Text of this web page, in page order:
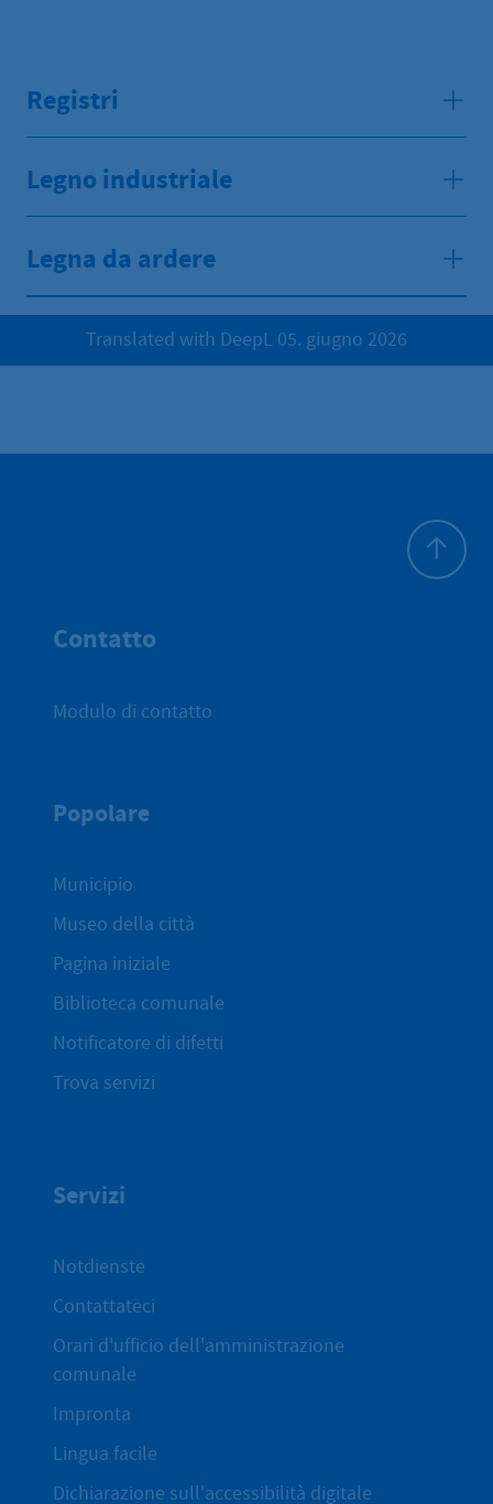
Registri
Legno industriale
Legna da ardere
Translated with DeepL 05. giugno 2026
Contatto
Modulo di contatto
Popolare
Municipio
Museo della città
Pagina iniziale
Biblioteca comunale
Notificatore di difetti
Trova servizi
Servizi
Notdienste
Contattateci
Orari d'ufficio dell'amministrazione
comunale
Impronta
Lingua facile
Dichiarazione sull'accessibilità digitale